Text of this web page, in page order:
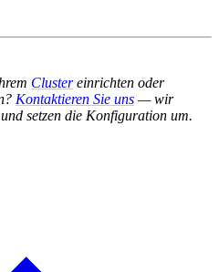
Clustereinrichten oder
Kontaktieren Sie uns — wir
setzen die Konfiguration um.